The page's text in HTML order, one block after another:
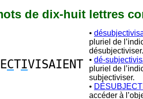
de dix-huit lettres
ECTIVISAIENT
•
pluriel de
désubjectiviser.
• dé-
pluriel de
subjectiviser.
•
accéder à